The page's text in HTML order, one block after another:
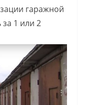
гаражной
1 или 2